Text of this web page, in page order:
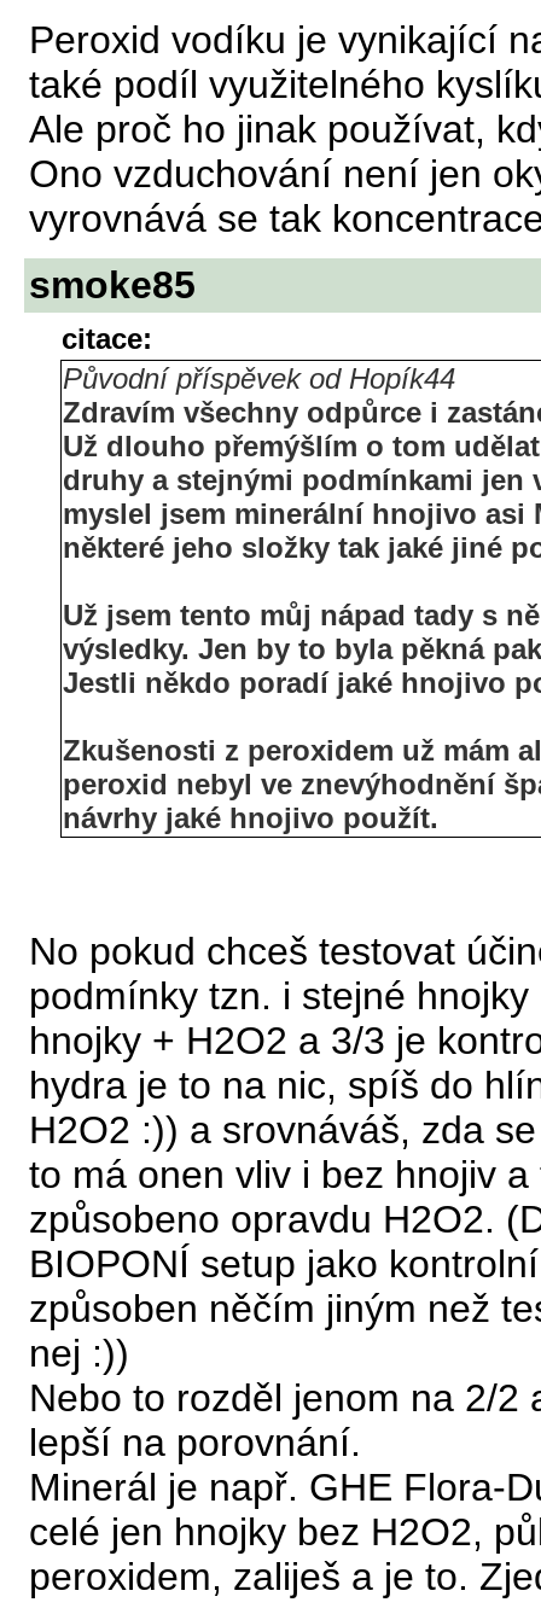
Peroxid vodíku je vynikající
také podíl využitelného
Ale proč ho jinak používat,
Ono vzduchování není jen
vyrovnává se tak
smoke85
citace:
Původní příspěvek od Hopík44
Zdravím všechny odpůrce i
Už dlouho přemýšlím o tom
druhy a stejnými podmínkami jen
myslel jsem minerální hnojivo asi
některé jeho složky tak jaké jiné
Už jsem tento můj nápad tady s
výsledky. Jen by to byla pěkná
Jestli někdo poradí jaké hnojivo
Zkušenosti z peroxidem už mám
peroxid nebyl ve znevýhodnění
návrhy jaké hnojivo použít.
No pokud chceš testovat
podmínky tzn. i stejné
hnojky + H2O2 a 3/3 je
hydra je to na nic, spíš do
H2O2 :)) a srovnáváš, zda
to má onen vliv i bez hnojiv
způsobeno opravdu H2O2.
BIOPONÍ setup jako
způsoben něčím jiným než
nej :))
Nebo to rozděl jenom na 2/
lepší na porovnání.
Minerál je např. GHE Flora-
celé jen hnojky bez H2O2,
peroxidem, zaliješ a je to.